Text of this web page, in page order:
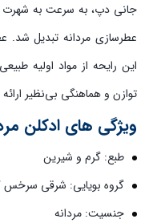
جانی دپ، به سرعت به
عطرسازی مردانه تبدیل شد.
این رایحه از مواد اولیه
توازن و هماهنگی بی‌نظیر
ویژگی های ادکلن
طبع: گرم و شیرین
گروه بویایی: شرقی سرخس
جنسیت: مردانه